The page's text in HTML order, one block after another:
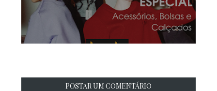
POSTAR UM COMENTÁRIO